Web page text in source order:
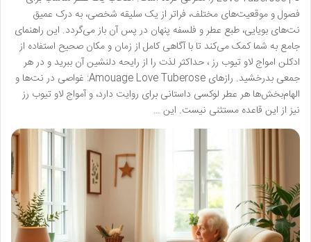
فصول و موقعیت‌های مختلف، فراتر از یک سلیقه شخصی، به درک عمیق
نت‌های بویایی، طبع عطر و فلسفه پنهان در پس آن باز می‌گردد. این راهنمای
جامع به شما کمک می‌کند تا با آگاهی کامل از زمان و مکان صحیح استفاده از
ادکلن امواج لاو تیوب رز ، حداکثر لذت را از رایحه دلنشین آن ببرید و در هر
جمعی بدرخشید. رازهای Amouage Love Tuberose: غواصی در نت‌ها و
الهام‌بخش‌ها هر عطر لوکسی داستانی برای روایت دارد، و آمواج لاو تیوب رز
نیز از این قاعده مستثنی نیست. این …